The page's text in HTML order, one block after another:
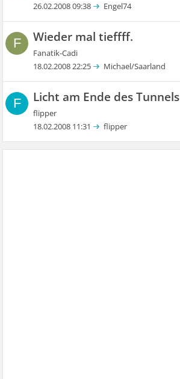
26.02.2008 09:38 Engel74
F Wieder mal tieffff.
Fanatik-Cadi
18.02.2008 22:25 Michael/Saarland
F Licht am Ende des Tunnels
flipper
18.02.2008 11:31 flipper